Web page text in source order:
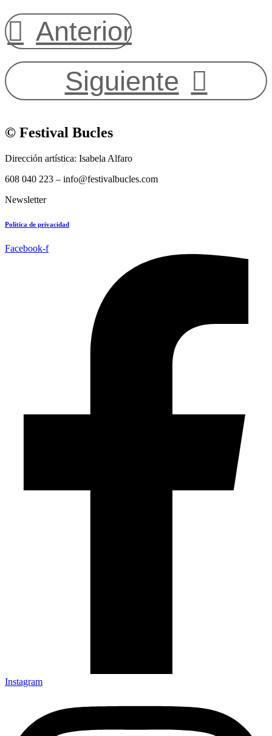
Anterior
Siguiente
© Festival Bucles
Dirección artística: Isabela Alfaro
608 040 223 – info@festivalbucles.com
Newsletter
Política de privacidad
Facebook-f
Instagram